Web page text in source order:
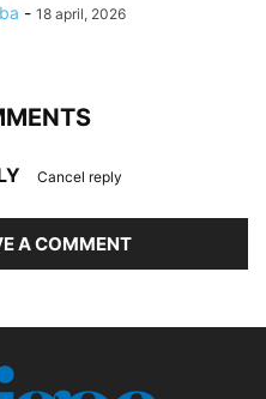
- 18 april, 2026
Cancel reply
A COMMENT